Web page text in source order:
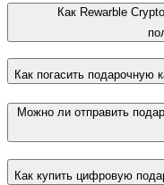
Как Rewarble
Как погасить подарочную
Можно ли отправить
Как купить цифровую